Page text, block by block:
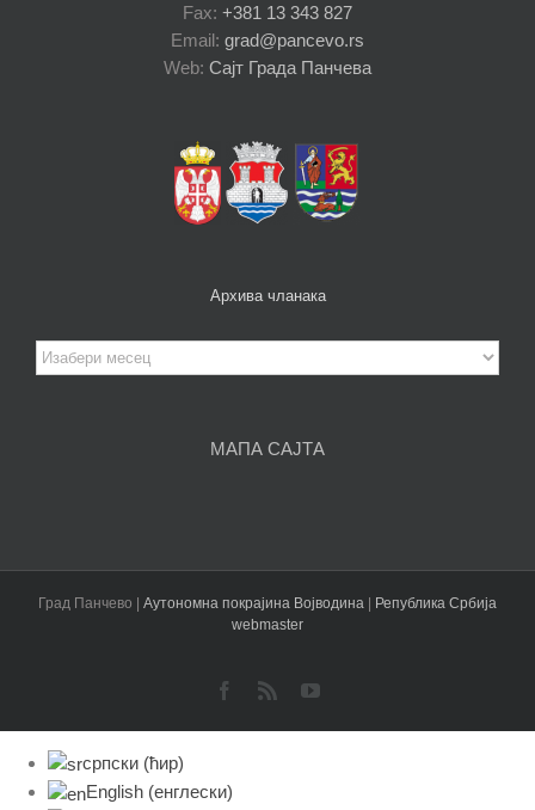
Fax: +381 13 343 827
Email: grad@pancevo.rs
Web: Сајт Града Панчева
Архива чланака
Архива
чланака
МАПА САЈТА
Град Панчево | Аутономна покрајина Војводина | Република Србија
webmaster
Facebook
Rss YouTube
српски (ћир)
English (енглески)